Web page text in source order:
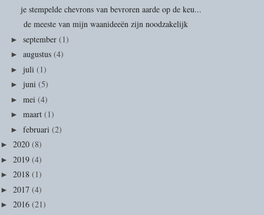
je stempelde chevrons van bevroren aarde op de keu...
de meeste van mijn waanideeën zijn noodzakelijk
► september (1)
► augustus (4)
► juli (1)
► juni (5)
► mei (4)
► maart (1)
► februari (2)
► 2020 (8)
► 2019 (4)
► 2018 (1)
► 2017 (4)
► 2016 (21)